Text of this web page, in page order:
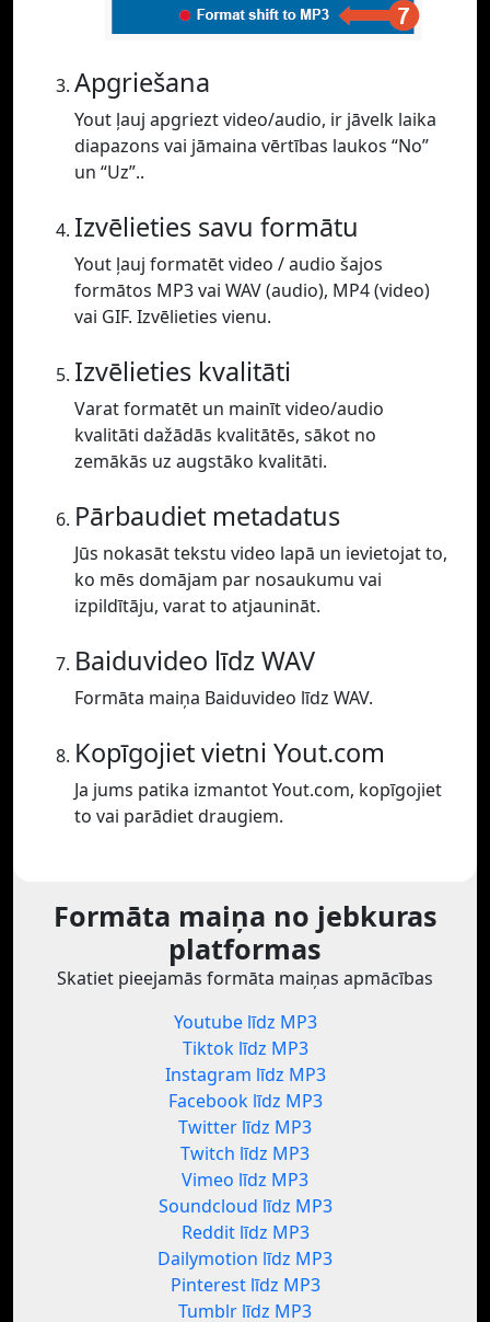
Apgriešana
Yout ļauj apgriezt video/audio, ir jāvelk laika
diapazons vai jāmaina vērtības laukos “No”
un “Uz”..
Izvēlieties savu formātu
Yout ļauj formatēt video / audio šajos
formātos MP3 vai WAV (audio), MP4 (video)
vai GIF. Izvēlieties vienu.
Izvēlieties kvalitāti
Varat formatēt un mainīt video/audio
kvalitāti dažādās kvalitātēs, sākot no
zemākās uz augstāko kvalitāti.
Pārbaudiet metadatus
Jūs nokasāt tekstu video lapā un ievietojat to,
ko mēs domājam par nosaukumu vai
izpildītāju, varat to atjaunināt.
Baiduvideo līdz WAV
Formāta maiņa Baiduvideo līdz WAV.
Kopīgojiet vietni Yout.com
Ja jums patika izmantot Yout.com, kopīgojiet
to vai parādiet draugiem.
Formāta maiņa no jebkuras
platformas
Skatiet pieejamās formāta maiņas apmācības
Youtube līdz MP3
Tiktok līdz MP3
Instagram līdz MP3
Facebook līdz MP3
Twitter līdz MP3
Twitch līdz MP3
Vimeo līdz MP3
Soundcloud līdz MP3
Reddit līdz MP3
Dailymotion līdz MP3
Pinterest līdz MP3
Tumblr līdz MP3